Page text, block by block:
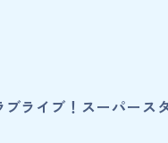
ライブ！スーパースタ